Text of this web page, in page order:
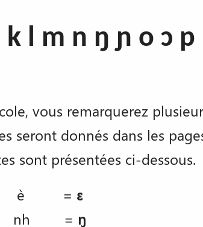
k l m n ŋ ɲ o ɔ
vous remarquerez
seront donnés dans les
sont présentées ci-dessous.
è = ɛ
nh = ŋ